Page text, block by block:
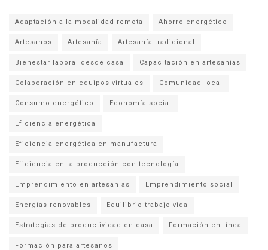
Adaptación a la modalidad remota Ahorro energético
Artesanos Artesanía Artesanía tradicional
Bienestar laboral desde casa Capacitación en artesanías
Colaboración en equipos virtuales Comunidad local
Consumo energético Economía social
Eficiencia energética
Eficiencia energética en manufactura
Eficiencia en la producción con tecnología
Emprendimiento en artesanías Emprendimiento social
Energías renovables Equilibrio trabajo-vida
Estrategias de productividad en casa Formación en línea
Formación para artesanos